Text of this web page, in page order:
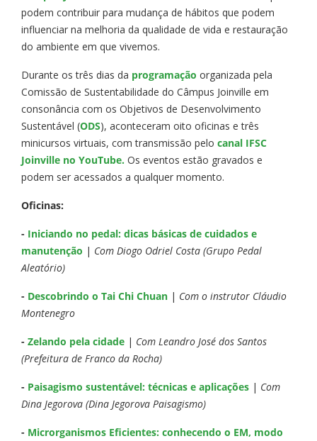
podem contribuir para mudança de hábitos que podem
influenciar na melhoria da qualidade de vida e restauração
do ambiente em que vivemos.
Durante os três dias da programação organizada pela
Comissão de Sustentabilidade do Câmpus Joinville em
consonância com os Objetivos de Desenvolvimento
Sustentável (ODS), aconteceram oito oficinas e três
minicursos virtuais, com transmissão pelo canal IFSC
Joinville no YouTube. Os eventos estão gravados e
podem ser acessados a qualquer momento.
Oficinas:
- Iniciando no pedal: dicas básicas de cuidados e
manutenção | Com Diogo Odriel Costa (Grupo Pedal
Aleatório)
- Descobrindo o Tai Chi Chuan | Com o instrutor Cláudio
Montenegro
- Zelando pela cidade | Com Leandro José dos Santos
(Prefeitura de Franco da Rocha)
- Paisagismo sustentável: técnicas e aplicações | Com
Dina Jegorova (Dina Jegorova Paisagismo)
- Microrganismos Eficientes: conhecendo o EM, modo